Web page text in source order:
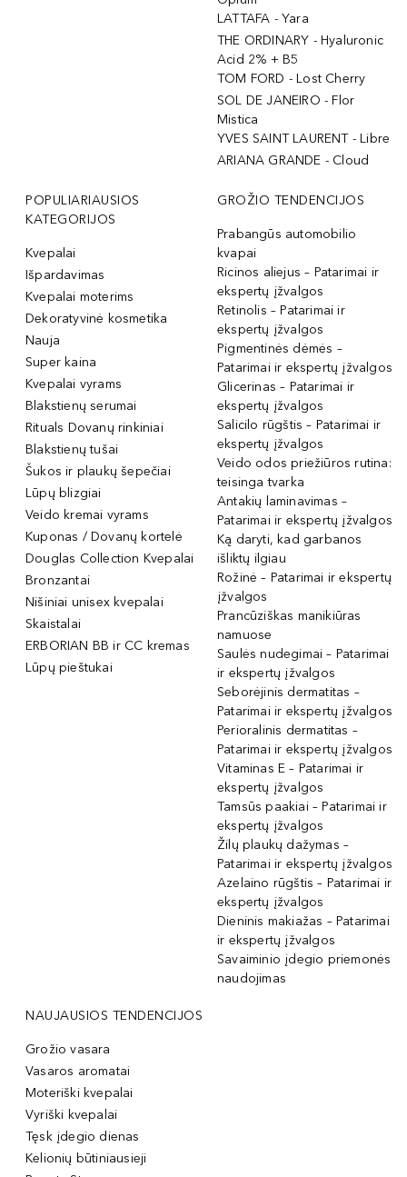
LATTAFA - Yara
THE ORDINARY - Hyaluronic
Acid 2% + B5
TOM FORD - Lost Cherry
SOL DE JANEIRO - Flor
Mistica
YVES SAINT LAURENT - Libre
ARIANA GRANDE - Cloud
POPULIARIAUSIOS
KATEGORIJOS
Kvepalai
Išpardavimas
Kvepalai moterims
Dekoratyvinė kosmetika
Nauja
Super kaina
Kvepalai vyrams
Blakstienų serumai
Rituals Dovanų rinkiniai
Blakstienų tušai
Šukos ir plaukų šepečiai
Lūpų blizgiai
Veido kremai vyrams
Kuponas / Dovanų kortelė
Douglas Collection Kvepalai
Bronzantai
Nišiniai unisex kvepalai
Skaistalai
ERBORIAN BB ir CC kremas
Lūpų pieštukai
GROŽIO TENDENCIJOS
Prabangūs automobilio
kvapai
Ricinos aliejus – Patarimai ir
ekspertų įžvalgos
Retinolis – Patarimai ir
ekspertų įžvalgos
Pigmentinės dėmės –
Patarimai ir ekspertų įžvalgos
Glicerinas – Patarimai ir
ekspertų įžvalgos
Salicilo rūgštis – Patarimai ir
ekspertų įžvalgos
Veido odos priežiūros rutina:
teisinga tvarka
Antakių laminavimas –
Patarimai ir ekspertų įžvalgos
Ką daryti, kad garbanos
išliktų ilgiau
Rožinė – Patarimai ir ekspertų
įžvalgos
Prancūziškas manikiūras
namuose
Saulės nudegimai – Patarimai
ir ekspertų įžvalgos
Seborėjinis dermatitas –
Patarimai ir ekspertų įžvalgos
Perioralinis dermatitas –
Patarimai ir ekspertų įžvalgos
Vitaminas E – Patarimai ir
ekspertų įžvalgos
Tamsūs paakiai – Patarimai ir
ekspertų įžvalgos
Žilų plaukų dažymas –
Patarimai ir ekspertų įžvalgos
Azelaino rūgštis – Patarimai ir
ekspertų įžvalgos
Dieninis makiažas – Patarimai
ir ekspertų įžvalgos
Savaiminio įdegio priemonės
naudojimas
NAUJAUSIOS TENDENCIJOS
Grožio vasara
Vasaros aromatai
Moteriški kvepalai
Vyriški kvepalai
Tęsk įdegio dienas
Kelionių būtiniausieji